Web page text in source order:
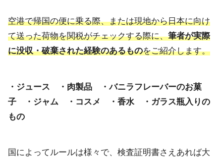
空港で帰国の便に乗る際、または現地から日本に向け
て送った荷物を関税がチェックする際に、筆者が実際
に没収・破棄された経験のあるものをご紹介します。
・ジュース ・肉製品 ・バニラフレーバーのお菓
子 ・ジャム ・コスメ ・香水 ・ガラス瓶入りの
もの
国によってルールは様々で、検査証明書さえあれば大